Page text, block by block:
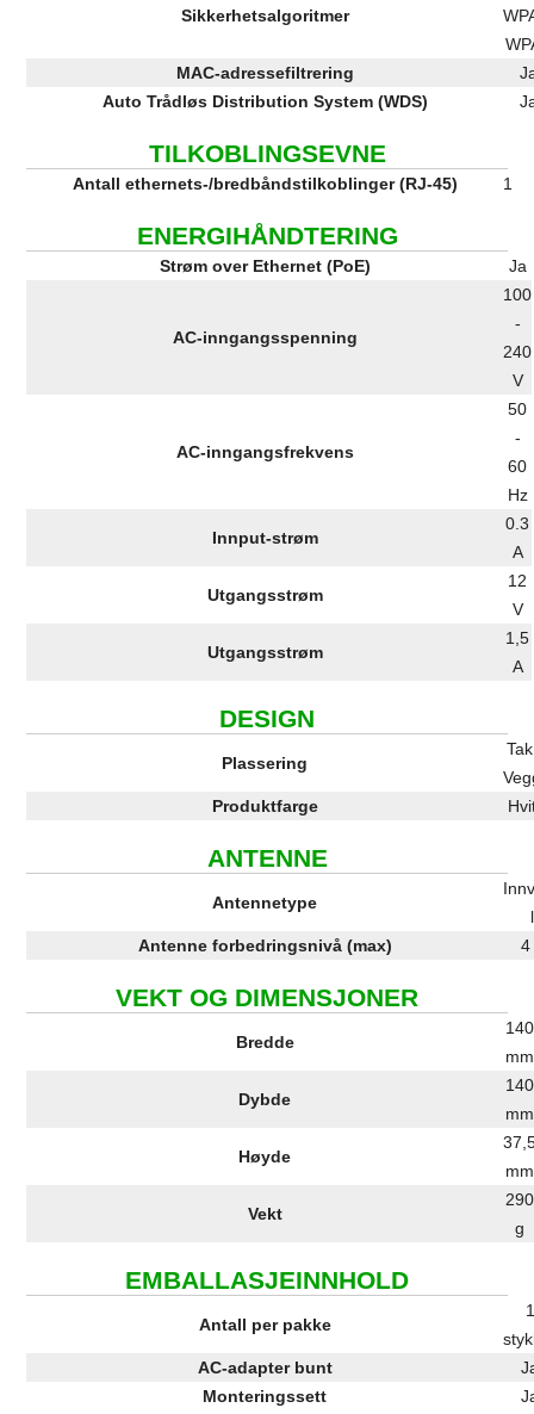
Sikkerhetsalgoritmer
MAC-adressefiltrering
Auto Trådløs Distribution System (WDS)
TILKOBLINGSEVNE
Antall ethernets-/bredbåndstilkoblinger (RJ-45) 1
ENERGIHÅNDTERING
Strøm over Ethernet (PoE) Ja
AC-inngangsspenning
100
-
240
V
AC-inngangsfrekvens
50
-
60
Hz
Innput-strøm
0.3
A
Utgangsstrøm
12
V
Utgangsstrøm
1,5
A
DESIGN
Plassering
Produktfarge
ANTENNE
Antennetype
Antenne forbedringsnivå (max)
4
VEKT OG DIMENSJONER
Bredde
140
mm
Dybde
140
mm
Høyde
mm
Vekt
290
g
EMBALLASJEINNHOLD
Antall per pakke
1
AC-adapter bunt
Monteringssett